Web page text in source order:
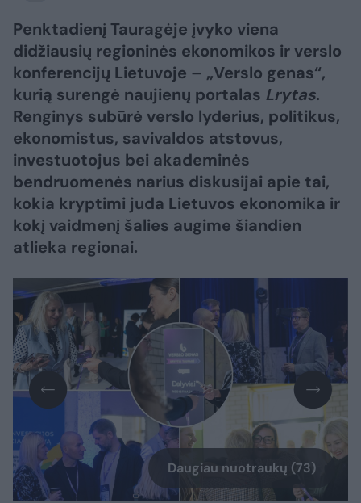
Penktadienį Tauragėje įvyko viena
didžiausių regioninės ekonomikos ir verslo
konferencijų Lietuvoje – „Verslo genas“,
kurią surengė naujienų portalas Lrytas.
Renginys subūrė verslo lyderius, politikus,
ekonomistus, savivaldos atstovus,
investuotojus bei akademinės
bendruomenės narius diskusijai apie tai,
kokia kryptimi juda Lietuvos ekonomika ir
kokį vaidmenį šalies augime šiandien
atlieka regionai.
Daugiau nuotraukų (73)